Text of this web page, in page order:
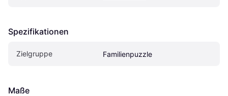
Spezifikationen
Zielgruppe Familienpuzzle
Maße